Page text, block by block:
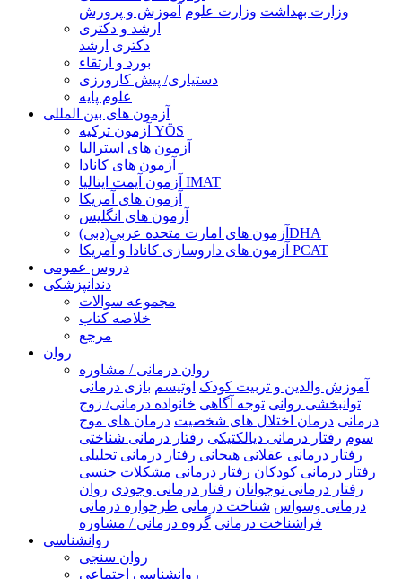
وزارت بهداشت وزارت علوم آموزش و پرورش
ارشد و دکتری
دکتری ارشد
بورد و ارتقاء
دستیاری/ پیش کارورزی
علوم پایه
آزمون های بین المللی
آزمون تركيه YÖS
آزمون های استرالیا
آزمون های کانادا
آزمون آیمت ایتالیا IMAT
آزمون های آمریکا
آزمون های انگلیس
آزمون های امارت متحده عربی(دبی)DHA
آزمون های داروسازی کانادا و آمریکا PCAT
دروس عمومی
دندانپزشکی
مجموعه سوالات
خلاصه کتاب
مرجع
روان
روان درمانی / مشاوره
آموزش والدین و تربیت کودک اوتیسم بازی درمانی
توانبخشی روانی توجه آگاهی خانواده درمانی/ زوج
درمانی درمان اختلال های شخصیت درمان های موج
سوم رفتار درمانی دیالکتیکی رفتار درمانی شناختی
رفتار درمانی عقلانی هیجانی رفتار درمانی تحلیلی
رفتار درمانی کودکان رفتار درمانی مشکلات جنسی
رفتار درمانی نوجوانان رفتار درمانی وجودی روان
درمانی وسواس شناخت درمانی طرحواره درمانی
فراشناخت درمانی گروه درمانی / مشاوره
روانشناسی
روان سنجی
روانشناسی اجتماعی